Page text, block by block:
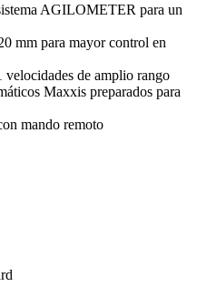
AGILOMETER para un
mm para mayor control en
velocidades de amplio rango
Maxxis preparados para
mando remoto